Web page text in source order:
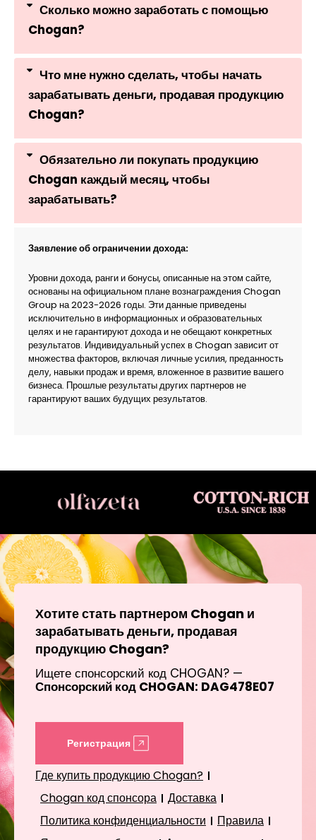
Сколько можно заработать с помощью
Chogan?
Что мне нужно сделать, чтобы начать
зарабатывать деньги, продавая продукцию
Chogan?
Обязательно ли покупать продукцию
Chogan каждый месяц, чтобы
зарабатывать?
Заявление об ограничении дохода:
Уровни дохода, ранги и бонусы, описанные на этом сайте,
основаны на официальном плане вознаграждения Chogan
Group на 2023-2026 годы. Эти данные приведены
исключительно в информационных и образовательных
целях и не гарантируют дохода и не обещают конкретных
результатов. Индивидуальный успех в Chogan зависит от
множества факторов, включая личные усилия, преданность
делу, навыки продаж и время, вложенное в развитие вашего
бизнеса. Прошлые результаты других партнеров не
гарантируют ваших будущих результатов.
Хотите стать партнером Chogan и
зарабатывать деньги, продавая
продукцию Chogan?
Ищете спонсорский код CHOGAN? —
Спонсорский код CHOGAN: DAG478E07
Регистрация
Где купить продукцию Chogan?
Chogan код спонсора
Доставка
Политика конфиденциальности
Правила